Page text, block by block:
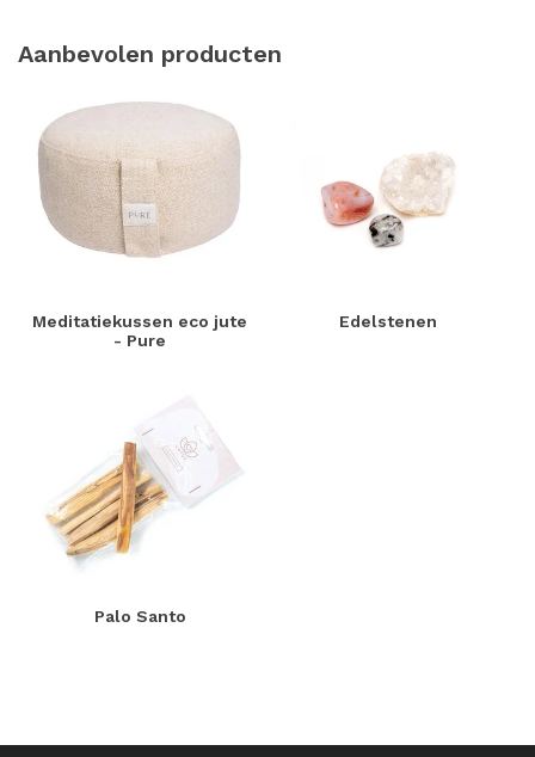
Aanbevolen producten
Meditatiekussen eco jute
- Pure
Edelstenen
Palo Santo